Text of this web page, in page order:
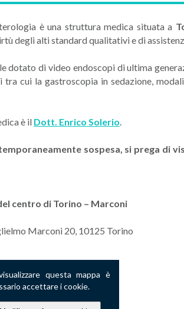
è una struttura medica situata a
degli alti standard qualitativi e di
di video endoscopi di ultima
cui la gastroscopia in sedazione,
è il Dott. Enrico Solerio.
sospesa, si prega di
centro di Torino – Marconi
Marconi 20, 10125 Torino
questa mappa è
accettare i cookie.